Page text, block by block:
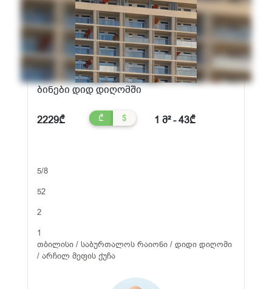
ბინები დიდ დიღომში
2229₾ ₾ $ 1 მ² - 43₾
5/8
52
2
1
თბილისი / საბურთალოს რაიონი / დიდი დიღომი
/ არჩილ მეფის ქუჩა